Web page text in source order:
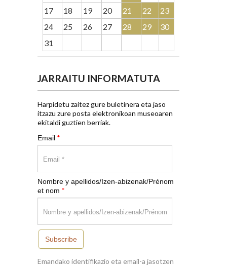
17
18 19 20 21 22
23
24
25 26 27 28 29
30
31
JARRAITU INFORMATUTA
Harpidetu zaitez gure buletinera eta jaso
itzazu zure posta elektronikoan museoaren
ekitaldi guztien berriak.
Email *
Nombre y apellidos/Izen-abizenak/Prénom
et nom *
Subscribe
Emandako identifikazio eta email-a jasotzen